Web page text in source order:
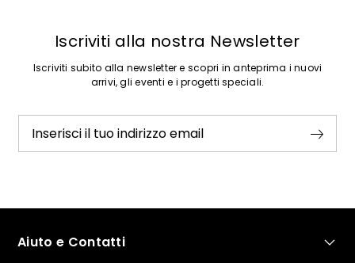
Iscriviti alla nostra Newsletter
Iscriviti subito alla newsletter e scopri in anteprima i nuovi
arrivi, gli eventi e i progetti speciali.
Inserisci il tuo indirizzo email
Aiuto e Contatti